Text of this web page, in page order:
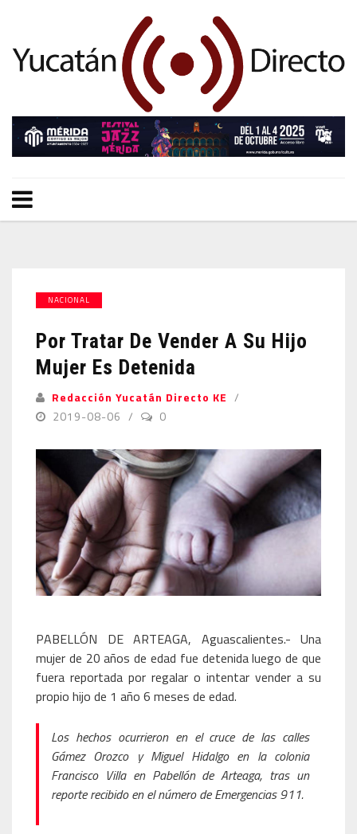
NACIONAL
Por Tratar De Vender A Su Hijo
Mujer Es Detenida
Redacción Yucatán Directo KE
2019-08-06
0
PABELLÓN DE ARTEAGA, Aguascalientes.- Una
mujer de 20 años de edad fue detenida luego de que
fuera reportada por regalar o intentar vender a su
propio hijo de 1 año 6 meses de edad.
Los hechos ocurrieron en el cruce de las calles
Gámez Orozco y Miguel Hidalgo en la colonia
Francisco Villa en Pabellón de Arteaga, tras un
reporte recibido en el número de Emergencias 911.